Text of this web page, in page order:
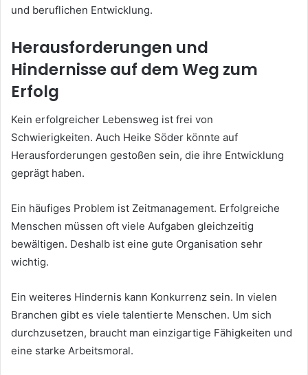
und beruflichen Entwicklung.
Herausforderungen und
Hindernisse auf dem Weg zum
Erfolg
Kein erfolgreicher Lebensweg ist frei von
Schwierigkeiten. Auch Heike Söder könnte auf
Herausforderungen gestoßen sein, die ihre Entwicklung
geprägt haben.
Ein häufiges Problem ist Zeitmanagement. Erfolgreiche
Menschen müssen oft viele Aufgaben gleichzeitig
bewältigen. Deshalb ist eine gute Organisation sehr
wichtig.
Ein weiteres Hindernis kann Konkurrenz sein. In vielen
Branchen gibt es viele talentierte Menschen. Um sich
durchzusetzen, braucht man einzigartige Fähigkeiten und
eine starke Arbeitsmoral.